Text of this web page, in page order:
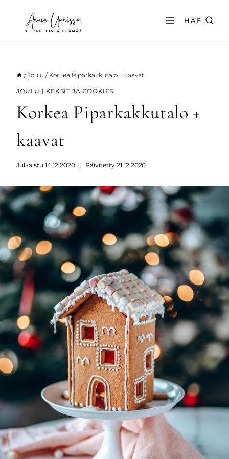
sisältöön
HAE
/ Joulu / Korkea Piparkakkutalo + kaavat
JOULU | KEKSIT JA COOKIES
Korkea Piparkakkutalo +
kaavat
Julkaistu 14.12.2020 Päivitetty 21.12.2020